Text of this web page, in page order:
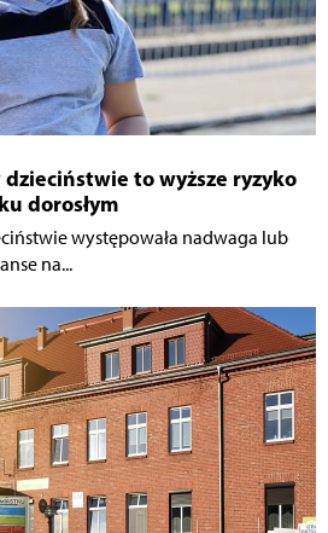
dzieciństwie to wyższe ryzyko
dorosłym
występowała nadwaga lub
na...